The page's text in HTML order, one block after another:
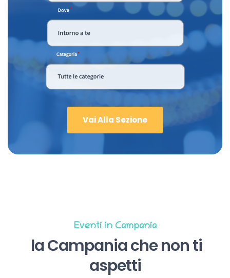
Vai Alla Sezione
Eventi in Campania
la Campania che non ti
aspetti